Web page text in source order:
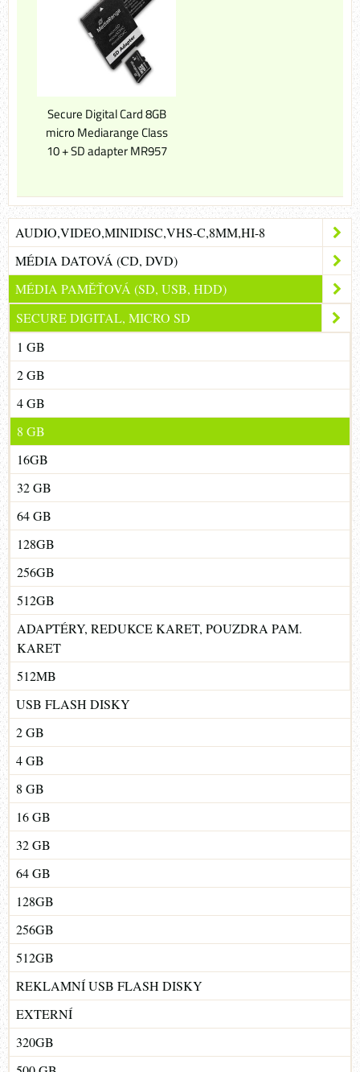
Secure Digital Card 8GB
micro Mediarange Class
10 + SD adapter MR957
AUDIO,VIDEO,MINIDISC,VHS-C,8MM,HI-8
MÉDIA DATOVÁ (CD, DVD)
MÉDIA PAMĚŤOVÁ (SD, USB, HDD)
SECURE DIGITAL, MICRO SD
1 GB
2 GB
4 GB
8 GB
16GB
32 GB
64 GB
128GB
256GB
512GB
ADAPTÉRY, REDUKCE KARET, POUZDRA PAM.
KARET
512MB
USB FLASH DISKY
2 GB
4 GB
8 GB
16 GB
32 GB
64 GB
128GB
256GB
512GB
REKLAMNÍ USB FLASH DISKY
EXTERNÍ
320GB